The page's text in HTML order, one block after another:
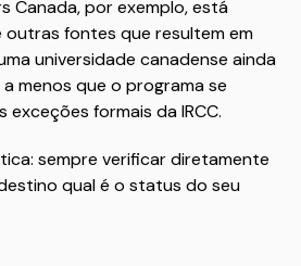
Canada, por exemplo, está
outras fontes que resultem em
universidade canadense ainda
menos que o programa se
exceções formais da IRCC.
sempre verificar diretamente
qual é o status do seu